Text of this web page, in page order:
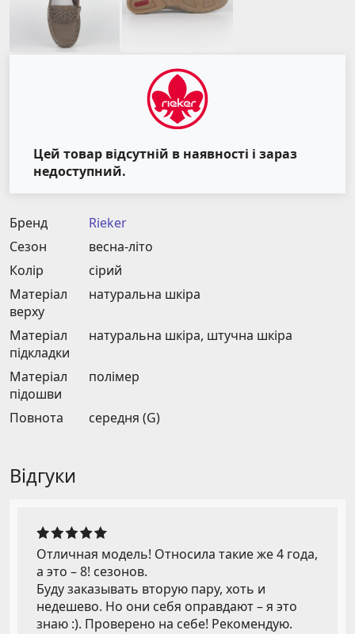
Цей товар відсутній в наявності і зараз
недоступний.
Бренд
Rieker
Сезон
весна-літо
Колір
сірий
Матеріал
верху
натуральна шкіра
Матеріал
підкладки
натуральна шкіра, штучна шкіра
Матеріал
підошви
полімер
Повнота середня (G)
Відгуки
Отличная модель! Относила такие же 4 года,
а это – 8! сезонов.
Буду заказывать вторую пару, хоть и
недешево. Но они себя оправдают – я это
знаю :). Проверено на себе! Рекомендую.